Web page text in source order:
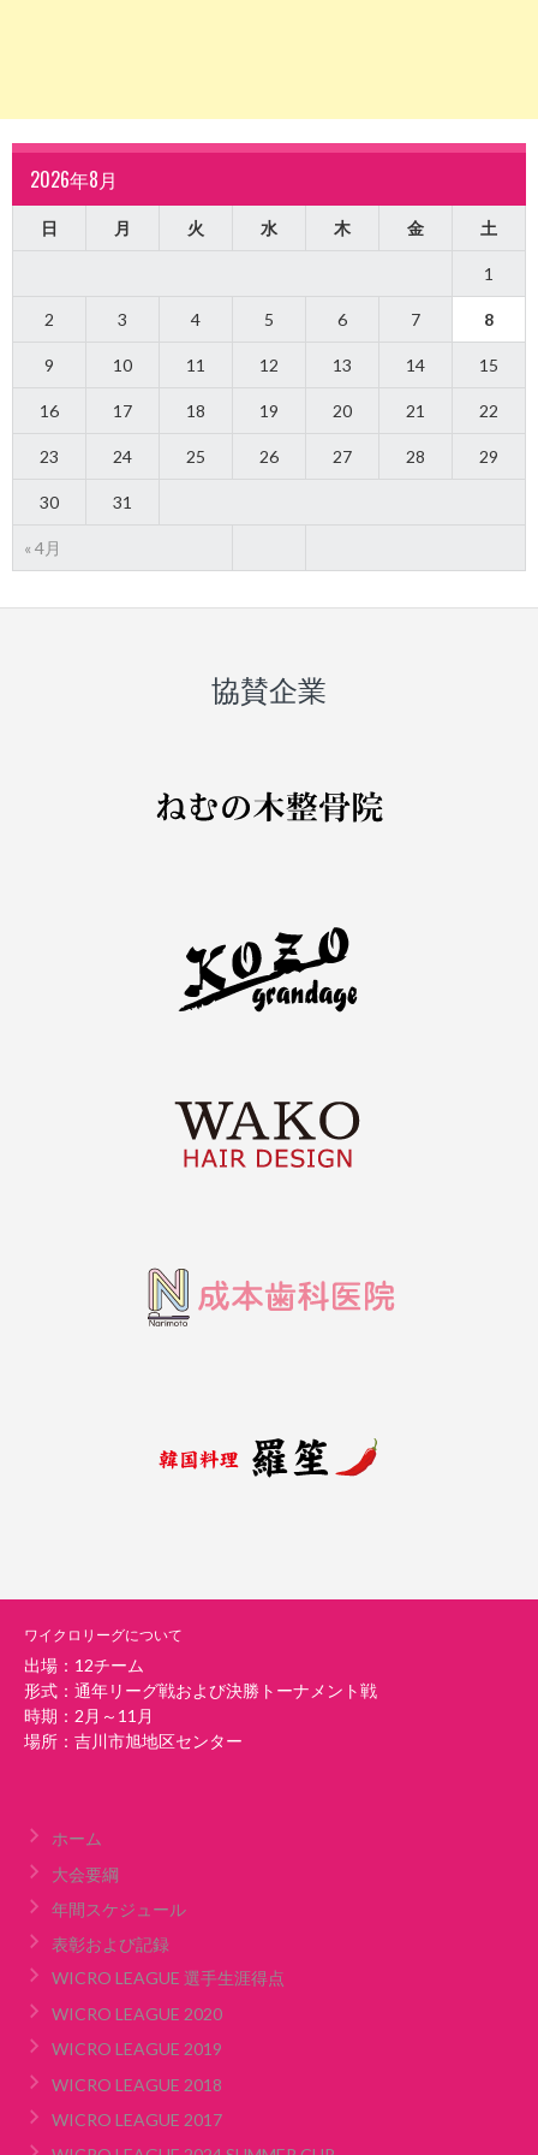
2026年8月
日 月 火 水 木 金 土
« 4月
1
2 3 4 5 6 7 8
9 10 11 12 13 14 15
16 17 18 19 20 21 22
23 24 25 26 27 28 29
30 31
協賛企業
ワイクロリーグについて
出場：12チーム
形式：通年リーグ戦および決勝トーナメント戦
時期：2月～11月
場所：吉川市旭地区センター
ホーム
大会要綱
年間スケジュール
表彰および記録
WICRO LEAGUE 選手生涯得点
WICRO LEAGUE 2020
WICRO LEAGUE 2019
WICRO LEAGUE 2018
WICRO LEAGUE 2017